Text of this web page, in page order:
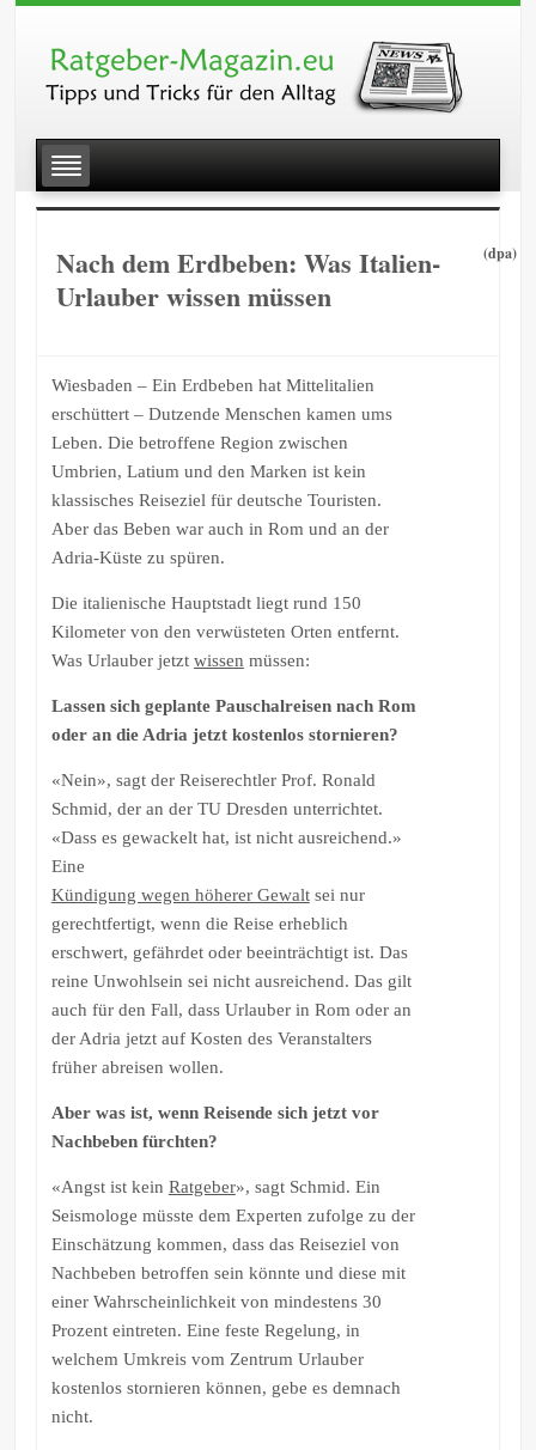
Nach dem Erdbeben: Was Italien-
Urlauber wissen müssen
(dpa)
Wiesbaden – Ein Erdbeben hat Mittelitalien
erschüttert – Dutzende Menschen kamen ums
Leben. Die betroffene Region zwischen
Umbrien, Latium und den Marken ist kein
klassisches Reiseziel für deutsche Touristen.
Aber das Beben war auch in Rom und an der
Adria-Küste zu spüren.
Die italienische Hauptstadt liegt rund 150
Kilometer von den verwüsteten Orten entfernt.
Was Urlauber jetzt wissen müssen:
Lassen sich geplante Pauschalreisen nach Rom
oder an die Adria jetzt kostenlos stornieren?
«Nein», sagt der Reiserechtler Prof. Ronald
Schmid, der an der TU Dresden unterrichtet.
«Dass es gewackelt hat, ist nicht ausreichend.»
Eine
Kündigung wegen höherer Gewaltsei nur
gerechtfertigt, wenn die Reise erheblich
erschwert, gefährdet oder beeinträchtigt ist. Das
reine Unwohlsein sei nicht ausreichend. Das gilt
auch für den Fall, dass Urlauber in Rom oder an
der Adria jetzt auf Kosten des Veranstalters
früher abreisen wollen.
Aber was ist, wenn Reisende sich jetzt vor
Nachbeben fürchten?
«Angst ist kein Ratgeber», sagt Schmid. Ein
Seismologe müsste dem Experten zufolge zu der
Einschätzung kommen, dass das Reiseziel von
Nachbeben betroffen sein könnte und diese mit
einer Wahrscheinlichkeit von mindestens 30
Prozent eintreten. Eine feste Regelung, in
welchem Umkreis vom Zentrum Urlauber
kostenlos stornieren können, gebe es demnach
nicht.